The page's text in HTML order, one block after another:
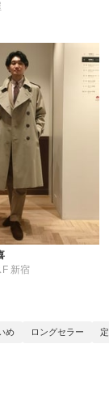
F 新宿
め ロングセラー